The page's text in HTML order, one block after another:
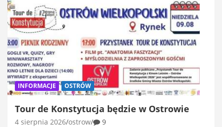
INFORMACJE OSTRÓW
Tour de Konstytucja będzie w Ostrowie
4 sierpnia 2026 ostrow 9